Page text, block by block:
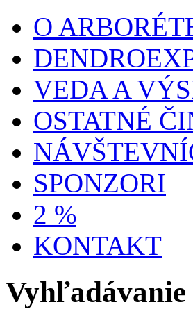
O
VEDA A
OSTATNÉ
SPONZORI
2 %
KONTAKT
Vyhľadávanie